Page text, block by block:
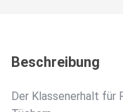
Beschreibung
Der Klassenerhalt für